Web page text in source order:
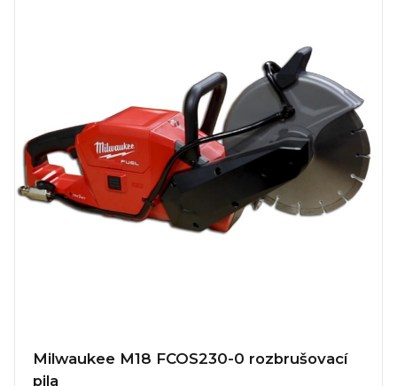
Milwaukee M18 FCOS230-0 rozbrušovací
pila